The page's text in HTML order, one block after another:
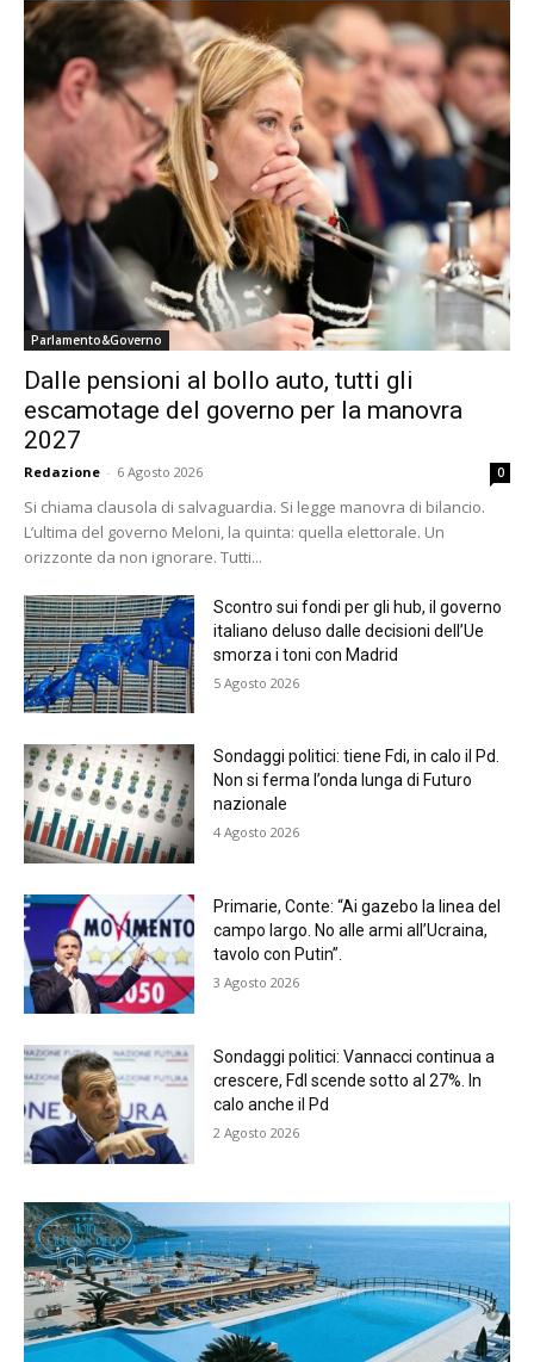
Parlamento&Governo
Dalle pensioni al bollo auto, tutti gli
escamotage del governo per la manovra
2027
Redazione - 6 Agosto 2026 0
Si chiama clausola di salvaguardia. Si legge manovra di bilancio.
L’ultima del governo Meloni, la quinta: quella elettorale. Un
orizzonte da non ignorare. Tutti...
Scontro sui fondi per gli hub, il governo
italiano deluso dalle decisioni dell’Ue
smorza i toni con Madrid
5 Agosto 2026
Sondaggi politici: tiene Fdi, in calo il Pd.
Non si ferma l’onda lunga di Futuro
nazionale
4 Agosto 2026
Primarie, Conte: “Ai gazebo la linea del
campo largo. No alle armi all’Ucraina,
tavolo con Putin”.
3 Agosto 2026
Sondaggi politici: Vannacci continua a
crescere, FdI scende sotto al 27%. In
calo anche il Pd
2 Agosto 2026